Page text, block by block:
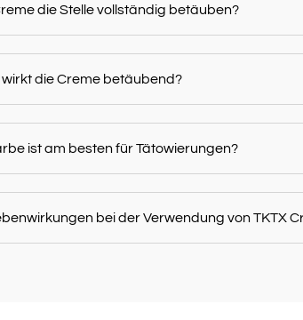
die Stelle vollständig betäuben?
die Creme betäubend?
ist am besten für Tätowierungen?
bei der Verwendung von TKTX